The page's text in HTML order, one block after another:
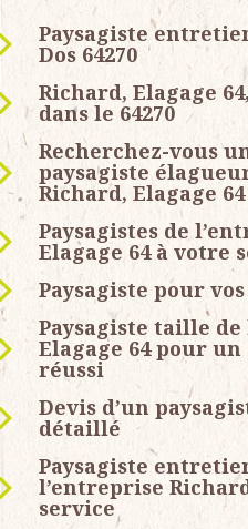
Paysagiste
Dos 64270
Richard, Elagage
dans le 64270
Recherchez-vous
paysagiste
Richard, Elagage
Paysagistes de
Elagage 64 à votre
Paysagiste pour
Paysagiste taille
Elagage 64 pour
réussi
Devis d’un
détaillé
Paysagiste
l’entreprise
service